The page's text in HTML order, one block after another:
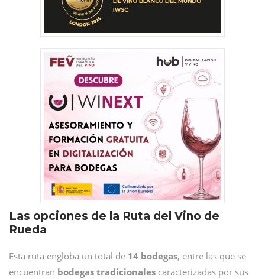
Las opciones de la Ruta del Vino de
Rueda
Esta ruta engloba un total de 14 bodegas, entre las que se
encuentran bodegas tradicionales caracterizadas por sus